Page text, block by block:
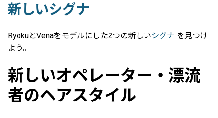
新しいシグナ
RyokuとVenaをモデルにした2つの新しいシグナ を見つけ
よう。
新しいオペレーター・漂流
者のヘアスタイル